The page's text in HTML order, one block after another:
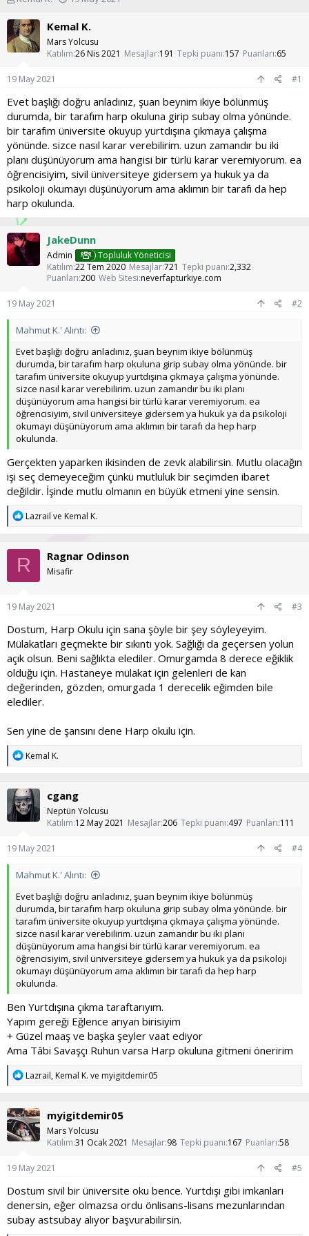
n
u
y
a
ş
l
a
t
a
n
ş
a
n
ç
t
a
r
i
h
Kemal K.
Mars Yolcusu
Katılım 26 Nis 2021 Mesajlar 191 Tepki puanı 157 Puanları 65
19 May 2021 #1
Evet başlığı doğru anladınız, şuan beynim ikiye bölünmüş
durumda, bir tarafım harp okuluna girip subay olma yönünde.
bir tarafım üniversite okuyup yurtdışına çıkmaya çalışma
yönünde. sizce nasıl karar verebilirim. uzun zamandır bu iki
planı düşünüyorum ama hangisi bir türlü karar veremiyorum. ea
öğrencisiyim, sivil üniversiteye gidersem ya hukuk ya da
psikoloji okumayı düşünüyorum ama aklımın bir tarafı da hep
harp okulunda.
JakeDunn
Admin
Topluluk Yöneticisi
Katılım 22 Tem 2020 Mesajlar721 Tepki puanı 2,332
Puanları 200 Web Sitesi neverfapturkiye.com
19 May 2021 #2
Mahmut K.' Alıntı:
Evet başlığı doğru anladınız, şuan beynim ikiye bölünmüş
durumda, bir tarafım harp okuluna girip subay olma yönünde. bir
tarafım üniversite okuyup yurtdışına çıkmaya çalışma yönünde.
sizce nasıl karar verebilirim. uzun zamandır bu iki planı
düşünüyorum ama hangisi bir türlü karar veremiyorum. ea
öğrencisiyim, sivil üniversiteye gidersem ya hukuk ya da psikoloji
okumayı düşünüyorum ama aklımın bir tarafı da hep harp
okulunda.
Gerçekten yaparken ikisinden de zevk alabilirsin. Mutlu olacağın
işi seç demeyeceğim çünkü mutluluk bir seçimden ibaret
değildir. İşinde mutlu olmanın en büyük etmeni yine sensin.
T
p
k
i
l
e
Lazrail ve Kemal K.
R Ragnar Odinson
Misafir
19 May 2021 #3
Dostum, Harp Okulu için sana şöyle bir şey söyleyeyim.
Mülakatları geçmekte bir sıkıntı yok. Sağlığı da geçersen yolun
açık olsun. Beni sağlıkta elediler. Omurgamda 8 derece eğiklik
olduğu için. Hastaneye mülakat için gelenleri de kan
değerinden, gözden, omurgada 1 derecelik eğimden bile
elediler.
Sen yine de şansını dene Harp okulu için.
T
p
k
i
l
e
Kemal K.
cgang
Neptün Yolcusu
Katılım 12 May 2021 Mesajlar206 Tepki puanı 497 Puanları 111
19 May 2021 #4
Mahmut K.' Alıntı:
Evet başlığı doğru anladınız, şuan beynim ikiye bölünmüş
durumda, bir tarafım harp okuluna girip subay olma yönünde. bir
tarafım üniversite okuyup yurtdışına çıkmaya çalışma yönünde.
sizce nasıl karar verebilirim. uzun zamandır bu iki planı
düşünüyorum ama hangisi bir türlü karar veremiyorum. ea
öğrencisiyim, sivil üniversiteye gidersem ya hukuk ya da psikoloji
okumayı düşünüyorum ama aklımın bir tarafı da hep harp
okulunda.
Ben Yurtdışına çıkma taraftarıyım.
Yapım gereği Eğlence arıyan birisiyim
+ Güzel maaş ve başka şeyler vaat ediyor
Ama Tâbi Savaşçı Ruhun varsa Harp okuluna gitmeni öneririm
T
p
k
i
l
e
Lazrail,Kemal K. ve myigitdemir05
myigitdemir05
Mars Yolcusu
Katılım 31 Ocak 2021 Mesajlar 98 Tepki puanı 167 Puanları 58
19 May 2021 #5
Dostum sivil bir üniversite oku bence. Yurtdışı gibi imkanları
denersin, eğer olmazsa ordu önlisans-lisans mezunlarından
subay astsubay alıyor başvurabilirsin.